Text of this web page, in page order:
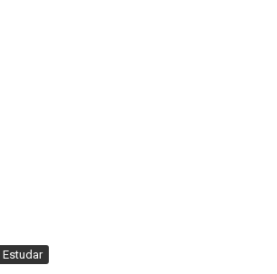
Estudar